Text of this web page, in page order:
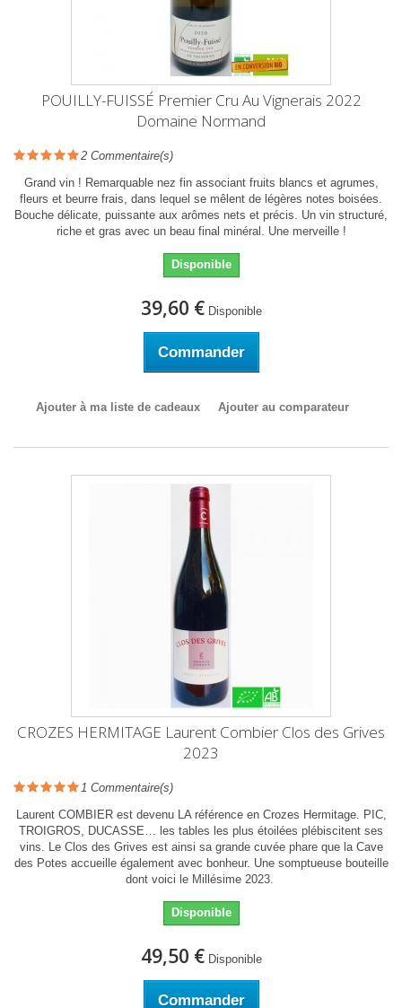
POUILLY-FUISSÉ Premier Cru Au Vignerais 2022
Domaine Normand
2 Commentaire(s)
Grand vin ! Remarquable nez fin associant fruits blancs et agrumes,
fleurs et beurre frais, dans lequel se mêlent de légères notes boisées.
Bouche délicate, puissante aux arômes nets et précis. Un vin structuré,
riche et gras avec un beau final minéral. Une merveille !
Disponible
39,60 € Disponible
Commander
Ajouter à ma liste de cadeaux Ajouter au comparateur
CROZES HERMITAGE Laurent Combier Clos des Grives
2023
1 Commentaire(s)
Laurent COMBIER est devenu LA référence en Crozes Hermitage. PIC,
TROIGROS, DUCASSE… les tables les plus étoilées plébiscitent ses
vins. Le Clos des Grives est ainsi sa grande cuvée phare que la Cave
des Potes accueille également avec bonheur. Une somptueuse bouteille
dont voici le Millésime 2023.
Disponible
49,50 € Disponible
Commander